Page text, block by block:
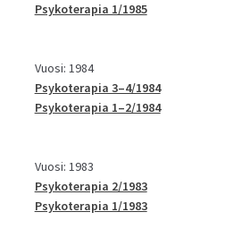
Psykoterapia 1/1985
Vuosi: 1984
Psykoterapia 3–4/1984
Psykoterapia 1–2/1984
Vuosi: 1983
Psykoterapia 2/1983
Psykoterapia 1/1983